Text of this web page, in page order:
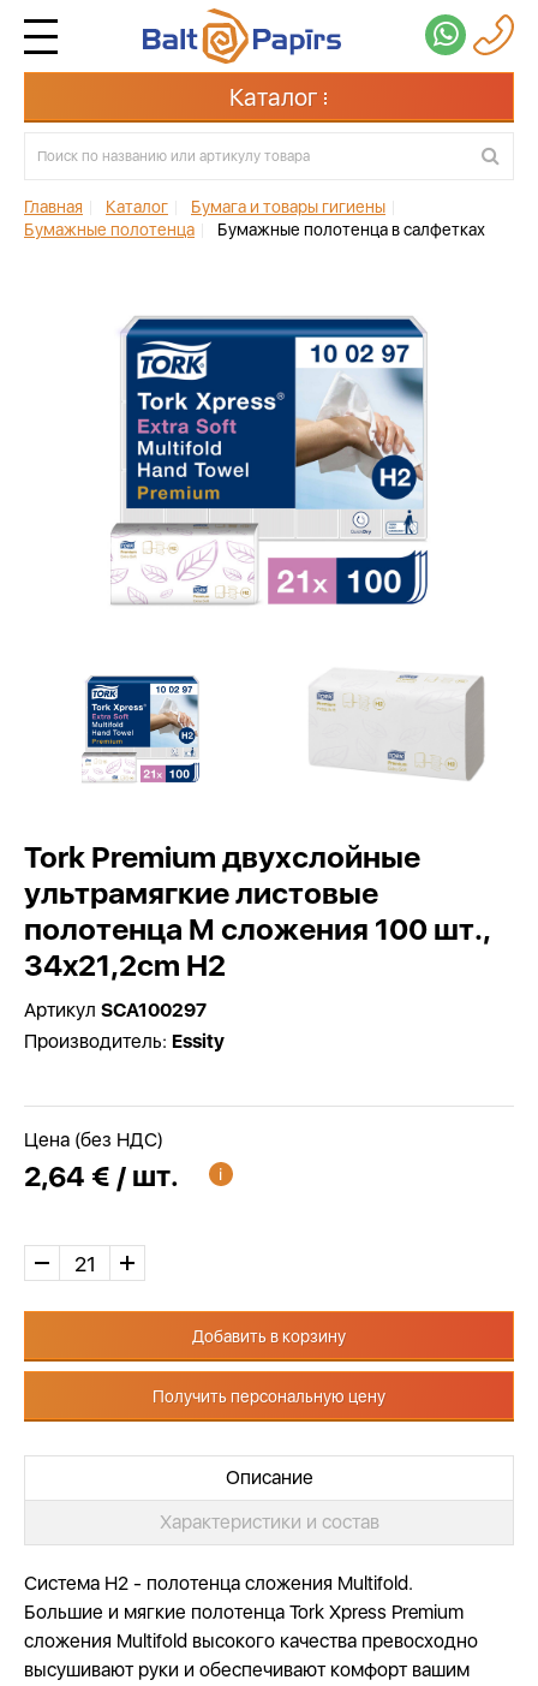
Каталог
Главная Каталог Бумага и товары гигиены
Бумажные полотенца
Бумажные полотенца в салфетках
Tork Premium двухслойные
ультрамягкие листовые
полотенца M сложения 100 шт.,
34x21,2cm H2
Артикул SCA100297
Производитель: Essity
Цена (без НДС)
2,64 € / шт.
Добавить в корзину
Получить персональную цену
Описание
Характеристики и состав
Система Н2 - полотенца сложения Multifold.
Большие и мягкие полотенца Tork Xpress Premium
сложения Multifold высокого качества превосходно
высушивают руки и обеспечивают комфорт вашим